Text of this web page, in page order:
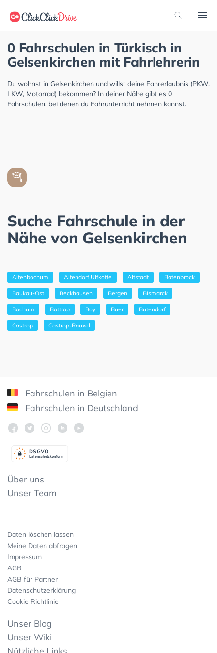
0 Fahrschulen in Türkisch in
Gelsenkirchen mit Fahrlehrerin
Du wohnst in Gelsenkirchen und willst deine Fahrerlaubnis (PKW,
LKW, Motorrad) bekommen? In deiner Nähe gibt es 0
Fahrschulen, bei denen du Fahrunterricht nehmen kannst.
Suche Fahrschule in der
Nähe von Gelsenkirchen
Altenbochum Altendorf Ulfkotte Altstadt Batenbrock
Baukau-Ost Beckhausen Bergen Bismarck
Bochum Bottrop Boy Buer Butendorf
Castrop Castrop-Rauxel
Fahrschulen in Belgien
Fahrschulen in Deutschland
Datenschutzkonform
DSGVO
Über uns
Unser Team
Daten löschen lassen
Meine Daten abfragen
Impressum
AGB
AGB für Partner
Datenschutzerklärung
Cookie Richtlinie
Unser Blog
Unser Wiki